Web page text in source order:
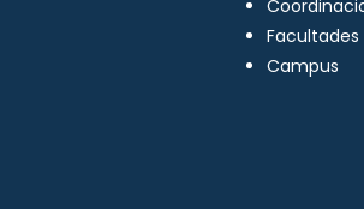
Facultades
Campus